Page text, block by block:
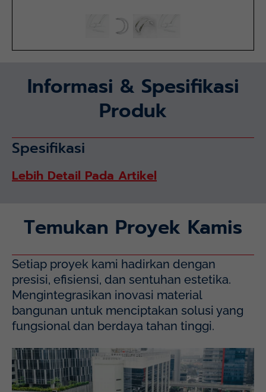
Informasi & Spesifikasi
Produk
Spesifikasi
Lebih Detail Pada Artikel
Temukan Proyek Kamis
Setiap proyek kami hadirkan dengan
presisi, efisiensi, dan sentuhan estetika.
Mengintegrasikan inovasi material
bangunan untuk menciptakan solusi yang
fungsional dan berdaya tahan tinggi.
Mayapada Hospital Kuningan (MHKN), Kuningan, Jakarta
Selatan.
Lihat Detail Proyek